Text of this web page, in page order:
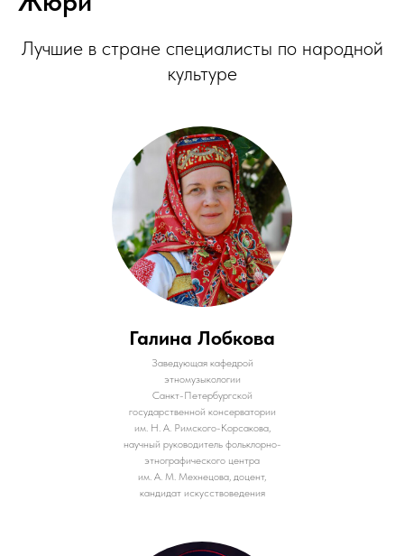
Лучшие в стране специалисты по народной
культуре
Галина Лобкова
Заведующая кафедрой
этномузыкологии
Санкт-Петербургской
государственной консерватории
им. Н. А. Римского-Корсакова,
научный руководитель фольклорно-
этнографического центра
им. А. М. Мехнецова, доцент,
кандидат искусствоведения